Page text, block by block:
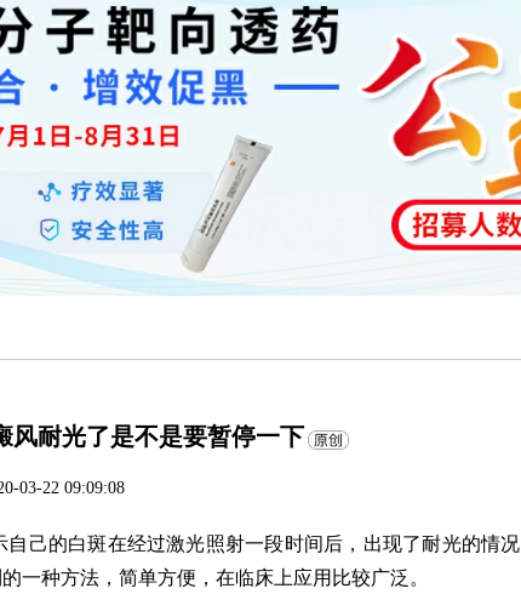
风耐光了是不是要暂停一下
03-22 09:09:08
的白斑在经过激光照射一段时间后，出现了耐光的情
一种方法，简单方便，在临床上应用比较广泛。